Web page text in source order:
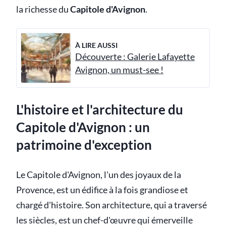
la richesse duCapitole d'Avignon.
À LIRE AUSSI
Découverte : Galerie Lafayette
Avignon, un must-see !
L'histoire et l'architecture du
Capitole d'Avignon : un
patrimoine d'exception
Le Capitole d'Avignon, l'un des joyaux de la
Provence, est un édifice à la fois grandiose et
chargé d'histoire. Son architecture, qui a traversé
les siècles, est un chef-d'œuvre qui émerveille